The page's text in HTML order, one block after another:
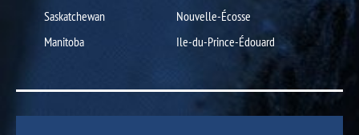
Saskatchewan
Manitoba
Nouvelle-Écosse
Ile-du-Prince-Édouard